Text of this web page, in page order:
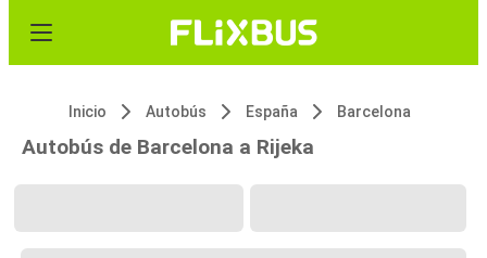
Inicio Autobús España Barcelona
Autobús de Barcelona a Rijeka